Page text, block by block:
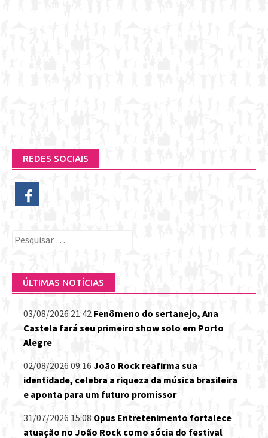
REDES SOCIAIS
Pesquisar
ÚLTIMAS NOTÍCIAS
03/08/2026 21:42 Fenômeno do sertanejo, Ana
Castela fará seu primeiro show solo em Porto
Alegre
02/08/2026 09:16 João Rock reafirma sua
identidade, celebra a riqueza da música brasileira
e aponta para um futuro promissor
31/07/2026 15:08 Opus Entretenimento fortalece
atuação no João Rock como sócia do festival